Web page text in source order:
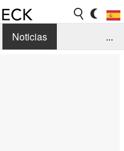
Noticias
...